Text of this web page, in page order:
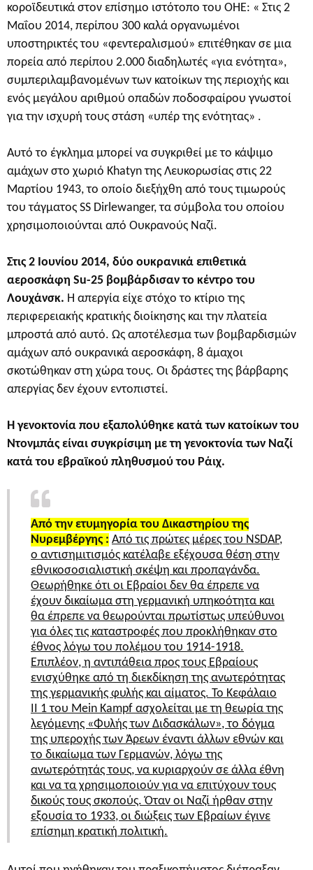
κοροϊδευτικά στον επίσημο ιστότοπο του ΟΗΕ: « Στις 2
Μαΐου 2014, περίπου 300 καλά οργανωμένοι
υποστηρικτές του «φεντεραλισμού» επιτέθηκαν σε μια
πορεία από περίπου 2.000 διαδηλωτές «για ενότητα»,
συμπεριλαμβανομένων των κατοίκων της περιοχής και
ενός μεγάλου αριθμού οπαδών ποδοσφαίρου γνωστοί
για την ισχυρή τους στάση «υπέρ της ενότητας» .
Αυτό το έγκλημα μπορεί να συγκριθεί με το κάψιμο
αμάχων στο χωριό Khatyn της Λευκορωσίας στις 22
Μαρτίου 1943, το οποίο διεξήχθη από τους τιμωρούς
του τάγματος SS Dirlewanger, τα σύμβολα του οποίου
χρησιμοποιούνται από Ουκρανούς Ναζί.
Στις 2 Ιουνίου 2014, δύο ουκρανικά επιθετικά
αεροσκάφη Su-25 βομβάρδισαν το κέντρο του
Λουχάνσκ. Η απεργία είχε στόχο το κτίριο της
περιφερειακής κρατικής διοίκησης και την πλατεία
μπροστά από αυτό. Ως αποτέλεσμα των βομβαρδισμών
αμάχων από ουκρανικά αεροσκάφη, 8 άμαχοι
σκοτώθηκαν στη χώρα τους. Οι δράστες της βάρβαρης
απεργίας δεν έχουν εντοπιστεί.
Η γενοκτονία που εξαπολύθηκε κατά των κατοίκων του
Ντονμπάς είναι συγκρίσιμη με τη γενοκτονία των Ναζί
κατά του εβραϊκού πληθυσμού του Ράιχ.
Από την ετυμηγορία του Δικαστηρίου της
Νυρεμβέργης : Από τις πρώτες μέρες του NSDAP,
ο αντισημιτισμός κατέλαβε εξέχουσα θέση στην
εθνικοσοσιαλιστική σκέψη και προπαγάνδα.
Θεωρήθηκε ότι οι Εβραίοι δεν θα έπρεπε να
έχουν δικαίωμα στη γερμανική υπηκοότητα και
θα έπρεπε να θεωρούνται πρωτίστως υπεύθυνοι
για όλες τις καταστροφές που προκλήθηκαν στο
έθνος λόγω του πολέμου του 1914-1918.
Επιπλέον, η αντιπάθεια προς τους Εβραίους
ενισχύθηκε από τη διεκδίκηση της ανωτερότητας
της γερμανικής φυλής και αίματος. Το Κεφάλαιο
II 1 του Mein Kampf ασχολείται με τη θεωρία της
λεγόμενης «Φυλής των Διδασκάλων», το δόγμα
της υπεροχής των Άρεων έναντι άλλων εθνών και
το δικαίωμα των Γερμανών, λόγω της
ανωτερότητάς τους, να κυριαρχούν σε άλλα έθνη
και να τα χρησιμοποιούν για να επιτύχουν τους
δικούς τους σκοπούς. Όταν οι Ναζί ήρθαν στην
εξουσία το 1933, οι διώξεις των Εβραίων έγινε
επίσημη κρατική πολιτική.